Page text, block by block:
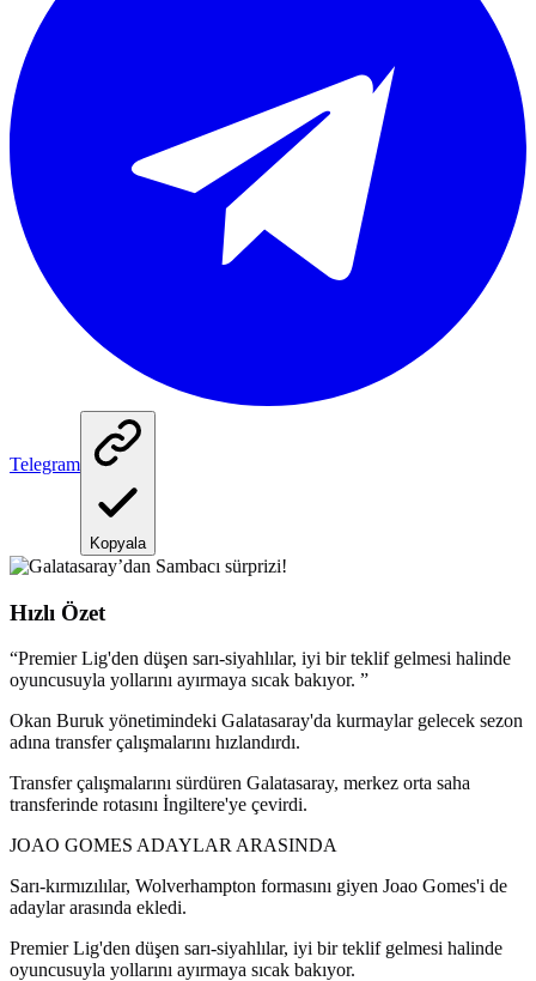
Telegram
Kopyala
Hızlı Özet
“Premier Lig'den düşen sarı-siyahlılar, iyi bir teklif gelmesi halinde
oyuncusuyla yollarını ayırmaya sıcak bakıyor. ”
Okan Buruk yönetimindeki Galatasaray'da kurmaylar gelecek sezon
adına transfer çalışmalarını hızlandırdı.
Transfer çalışmalarını sürdüren Galatasaray, merkez orta saha
transferinde rotasını İngiltere'ye çevirdi.
JOAO GOMES ADAYLAR ARASINDA
Sarı-kırmızılılar, Wolverhampton formasını giyen Joao Gomes'i de
adaylar arasında ekledi.
Premier Lig'den düşen sarı-siyahlılar, iyi bir teklif gelmesi halinde
oyuncusuyla yollarını ayırmaya sıcak bakıyor.